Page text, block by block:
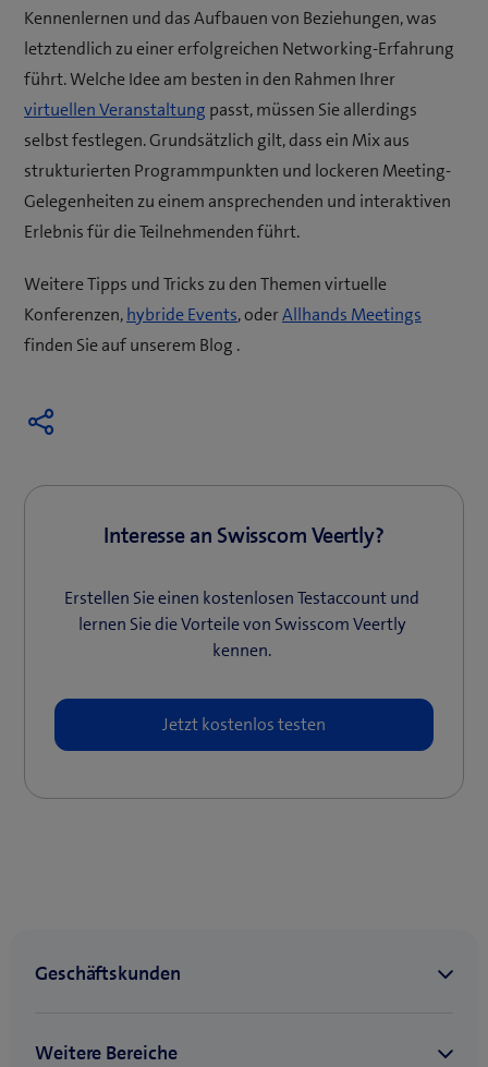
Kennenlernen und das Aufbauen von Beziehungen, was
letztendlich zu einer erfolgreichen Networking-Erfahrung
führt. Welche Idee am besten in den Rahmen Ihrer
virtuellen Veranstaltung
ö
f
f
n
t
e
i
s
e
n
e
r
passt, müssen Sie allerdings
selbst festlegen. Grundsätzlich gilt, dass ein Mix aus
strukturierten Programmpunkten und lockeren Meeting-
Gelegenheiten zu einem ansprechenden und interaktiven
Erlebnis für die Teilnehmenden führt.
Weitere Tipps und Tricks zu den Themen virtuelle
Konferenzen,hybride Events(
ö
e
n
e
e
, oderAllhands Meetings
e
finden Sie auf unserem Blog .
Interesse an Swisscom Veertly?
Erstellen Sie einen kostenlosen Testaccount und
lernen Sie die Vorteile von Swisscom Veertly
kennen.